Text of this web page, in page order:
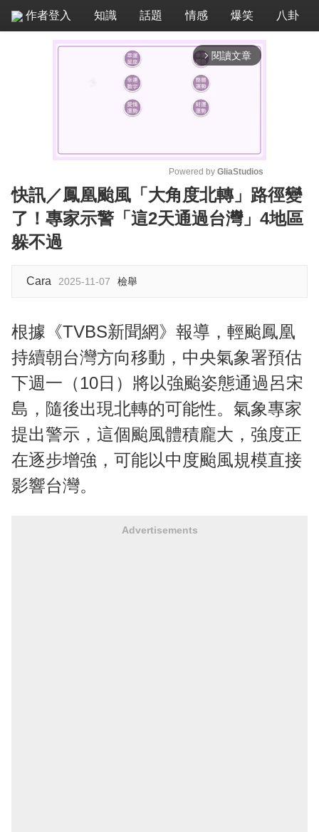
作者登入 知識 話題 情感 爆笑 八卦
arrow_forward_ios 閱讀文章
M
u
t
Powered by GliaStudios
快訊／鳳凰颱風「大角度北轉」路徑變
了！專家示警「這2天通過台灣」4地區
躲不過
Cara 2025-11-07 檢舉
根據《TVBS新聞網》報導，輕颱鳳凰
持續朝台灣方向移動，中央氣象署預估
下週一（10日）將以強颱姿態通過呂宋
島，隨後出現北轉的可能性。氣象專家
提出警示，這個颱風體積龐大，強度正
在逐步增強，可能以中度颱風規模直接
影響台灣。
Advertisements